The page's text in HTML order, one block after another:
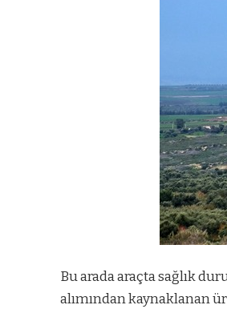
Bu arada araçta sağlık
alımından kaynaklanan